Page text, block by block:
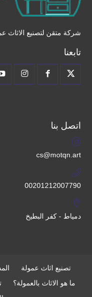
شركة متقن لتصنيع
تابعنا
اتصل بنا
cs@motqn.art
00201212007790
دمياط - كفر البطيخ
تصنيع اثاث عمولة
ما هو الاثاث بالعمولة؟